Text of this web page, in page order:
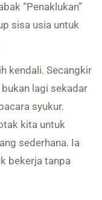
“Penaklukan”
sisa usia untuk
kendali. Secangkir
lagi sekadar
syukur.
kita untuk
sederhana. Ia
bekerja tanpa